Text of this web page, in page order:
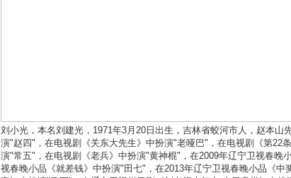
刘小光，本名刘建光，1971年3月20日出生，吉林省蛟河市人，赵本山
演"赵四"，在电视剧《关东大先生》中扮演"老哑巴"，在电视剧《第22
演"常五"，在电视剧《老兵》中扮演"黄神棍"，在2009年辽宁卫视春晚
视春晚小品《就差钱》中扮演"田七"，在2013年辽宁卫视春晚小品《